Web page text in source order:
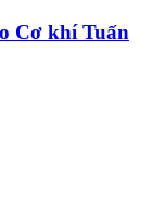
Cơ khí Tuấn